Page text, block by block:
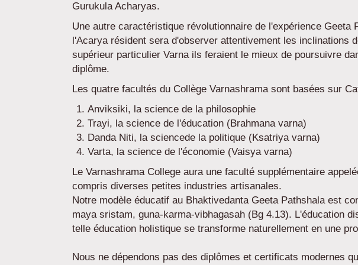
Gurukula Acharyas.
Une autre caractéristique révolutionnaire de l'expérience
l'Acarya résident sera d'observer attentivement les inclinations
supérieur particulier Varna ils feraient le mieux de poursuivre
diplôme.
Les quatre facultés du Collège Varnashrama sont basées sur
Anviksiki, la science de la philosophie
Trayi, la science de l'éducation (Brahmana varna)
Danda Niti, la sciencede la politique (Ksatriya varna)
Varta, la science de l'économie (Vaisya varna)
Le Varnashrama College aura une faculté supplémentaire
compris diverses petites industries artisanales.
Notre modèle éducatif au Bhaktivedanta Geeta Pathshala est
maya sristam, guna-karma-vibhagasah (Bg 4.13). L'éducation
telle éducation holistique se transforme naturellement en une
Nous ne dépendons pas des diplômes et certificats modernes